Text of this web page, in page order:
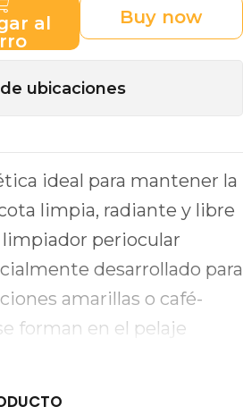
al
Buy now
ubicaciones
ideal para mantener la
limpia, radiante y libre
periocular
desarrollado para
amarillas o café-
forman en el pelaje
al lagrimeo